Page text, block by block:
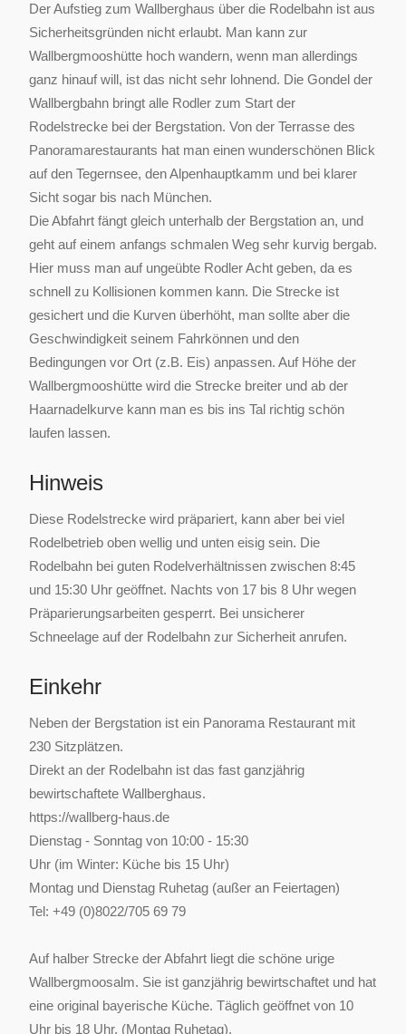
Der Aufstieg zum Wallberghaus über die Rodelbahn ist aus
Sicherheitsgründen nicht erlaubt. Man kann zur
Wallbergmooshütte hoch wandern, wenn man allerdings
ganz hinauf will, ist das nicht sehr lohnend. Die Gondel der
Wallbergbahn bringt alle Rodler zum Start der
Rodelstrecke bei der Bergstation. Von der Terrasse des
Panoramarestaurants hat man einen wunderschönen Blick
auf den Tegernsee, den Alpenhauptkamm und bei klarer
Sicht sogar bis nach München.
Die Abfahrt fängt gleich unterhalb der Bergstation an, und
geht auf einem anfangs schmalen Weg sehr kurvig bergab.
Hier muss man auf ungeübte Rodler Acht geben, da es
schnell zu Kollisionen kommen kann. Die Strecke ist
gesichert und die Kurven überhöht, man sollte aber die
Geschwindigkeit seinem Fahrkönnen und den
Bedingungen vor Ort (z.B. Eis) anpassen. Auf Höhe der
Wallbergmooshütte wird die Strecke breiter und ab der
Haarnadelkurve kann man es bis ins Tal richtig schön
laufen lassen.
Hinweis
Diese Rodelstrecke wird präpariert, kann aber bei viel
Rodelbetrieb oben wellig und unten eisig sein. Die
Rodelbahn bei guten Rodelverhältnissen zwischen 8:45
und 15:30 Uhr geöffnet. Nachts von 17 bis 8 Uhr wegen
Präparierungsarbeiten gesperrt. Bei unsicherer
Schneelage auf der Rodelbahn zur Sicherheit anrufen.
Einkehr
Neben der Bergstation ist ein Panorama Restaurant mit
230 Sitzplätzen.
Direkt an der Rodelbahn ist das fast ganzjährig
bewirtschaftete Wallberghaus.
https://wallberg-haus.de
Dienstag - Sonntag von 10:00 - 15:30
Uhr (im Winter: Küche bis 15 Uhr)
Montag und Dienstag Ruhetag (außer an Feiertagen)
Tel: +49 (0)8022/705 69 79
Auf halber Strecke der Abfahrt liegt die schöne urige
Wallbergmoosalm. Sie ist ganzjährig bewirtschaftet und hat
eine original bayerische Küche. Täglich geöffnet von 10
Uhr bis 18 Uhr. (Montag Ruhetag).